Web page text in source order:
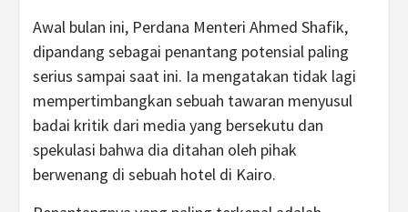
Awal bulan ini, Perdana Menteri Ahmed Shafik,
dipandang sebagai penantang potensial paling
serius sampai saat ini. Ia mengatakan tidak lagi
mempertimbangkan sebuah tawaran menyusul
badai kritik dari media yang bersekutu dan
spekulasi bahwa dia ditahan oleh pihak
berwenang di sebuah hotel di Kairo.